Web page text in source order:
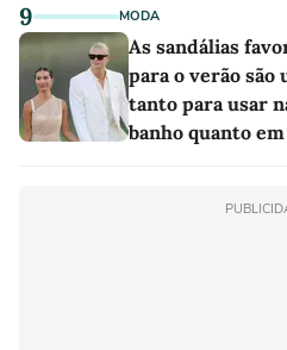
9 MODA
As sandálias
para o verão
tanto para usar
banho quanto